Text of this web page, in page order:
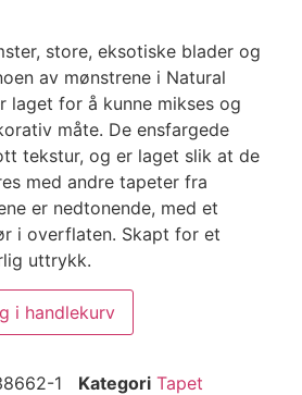
store, eksotiske blader og
av mønstrene i Natural
laget for å kunne mikses og
måte. De ensfargede
tekstur, og er laget slik at de
med andre tapeter fra
er nedtonende, med et
i overflaten. Skapt for et
uttrykk.
i handlekurv
1 Kategori Tapet